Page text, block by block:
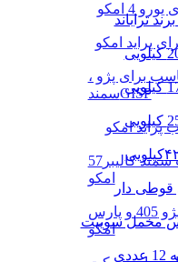
4 امکو
پراید امکو
برای پژو ،
سمندGISP
امکو
لنت ترمز جلو مناسب سمند کالیبر57
امکو
لنت ترمز جلو مناسب پژو 405 و پارس
امکو
تراباند
مخمل سوییت